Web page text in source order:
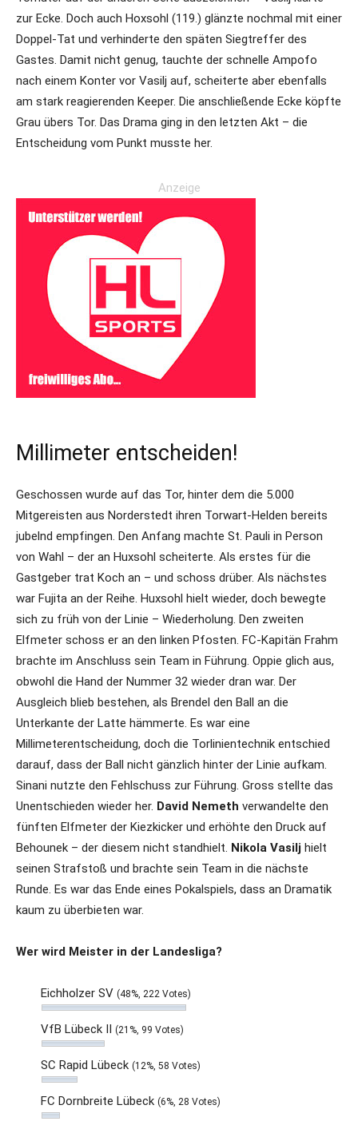
zur Ecke. Doch auch Hoxsohl (119.) glänzte nochmal mit einer
Doppel-Tat und verhinderte den späten Siegtreffer des
Gastes. Damit nicht genug, tauchte der schnelle Ampofo
nach einem Konter vor Vasilj auf, scheiterte aber ebenfalls
am stark reagierenden Keeper. Die anschließende Ecke köpfte
Grau übers Tor. Das Drama ging in den letzten Akt – die
Entscheidung vom Punkt musste her.
Anzeige
Millimeter entscheiden!
Geschossen wurde auf das Tor, hinter dem die 5.000
Mitgereisten aus Norderstedt ihren Torwart-Helden bereits
jubelnd empfingen. Den Anfang machte St. Pauli in Person
von Wahl – der an Huxsohl scheiterte. Als erstes für die
Gastgeber trat Koch an – und schoss drüber. Als nächstes
war Fujita an der Reihe. Huxsohl hielt wieder, doch bewegte
sich zu früh von der Linie – Wiederholung. Den zweiten
Elfmeter schoss er an den linken Pfosten. FC-Kapitän Frahm
brachte im Anschluss sein Team in Führung. Oppie glich aus,
obwohl die Hand der Nummer 32 wieder dran war. Der
Ausgleich blieb bestehen, als Brendel den Ball an die
Unterkante der Latte hämmerte. Es war eine
Millimeterentscheidung, doch die Torlinientechnik entschied
darauf, dass der Ball nicht gänzlich hinter der Linie aufkam.
Sinani nutzte den Fehlschuss zur Führung. Gross stellte das
Unentschieden wieder her. David Nemeth verwandelte den
fünften Elfmeter der Kiezkicker und erhöhte den Druck auf
Behounek – der diesem nicht standhielt. Nikola Vasilj hielt
seinen Strafstoß und brachte sein Team in die nächste
Runde. Es war das Ende eines Pokalspiels, dass an Dramatik
kaum zu überbieten war.
Wer wird Meister in der Landesliga?
Eichholzer SV (48%, 222 Votes)
VfB Lübeck II (21%, 99 Votes)
SC Rapid Lübeck (12%, 58 Votes)
FC Dornbreite Lübeck (6%, 28 Votes)